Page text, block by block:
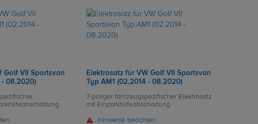
Golf VII Sportsvan
- 08.2020)
Elektrosatz für VW Golf VII Sportsvan
Typ AM1 (02.2014 - 08.2020)
7-poliger fahrzeugspezifischer Elektrosatz
mit Einparkhilfeabschaltung
Hinweise beachten